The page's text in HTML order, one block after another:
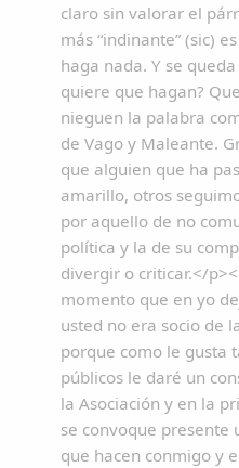
claro sin valorar el
más “indinante” (sic)
haga nada. Y se
quiere que hagan?
nieguen la palabra
de Vago y Maleante.
que alguien que ha
amarillo, otros
por aquello de no
política y la de su
divergir o criticar.</
momento que en yo
usted no era socio de
porque como le gusta
públicos le daré un
la Asociación y en la
se convoque presente
que hacen conmigo y